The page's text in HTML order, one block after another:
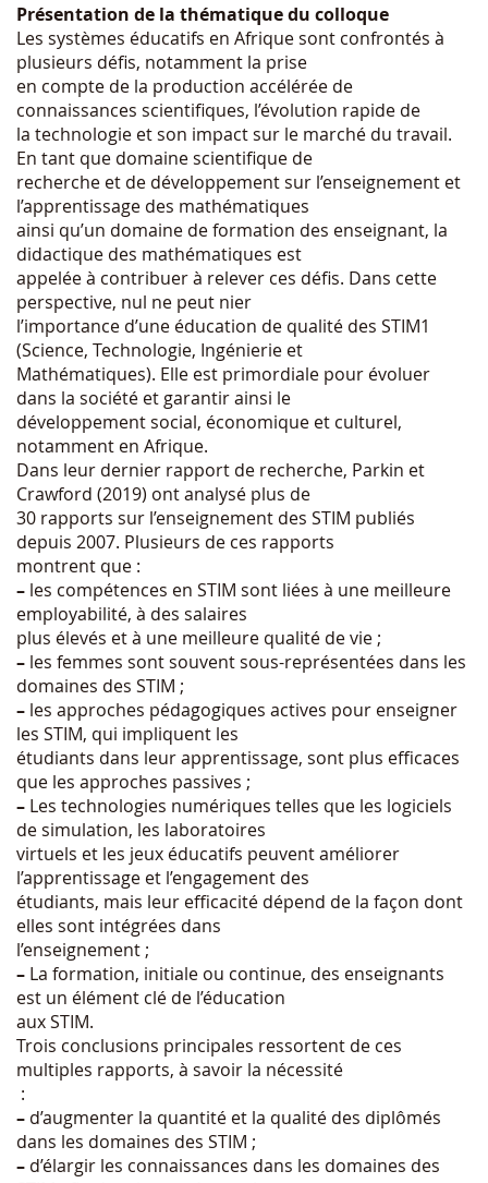
Présentation de la thématique du colloque
Les systèmes éducatifs en Afrique sont confrontés à
plusieurs défis, notamment la prise
en compte de la production accélérée de
connaissances scientifiques, l’évolution rapide de
la technologie et son impact sur le marché du travail.
En tant que domaine scientifique de
recherche et de développement sur l’enseignement et
l’apprentissage des mathématiques
ainsi qu’un domaine de formation des enseignant, la
didactique des mathématiques est
appelée à contribuer à relever ces défis. Dans cette
perspective, nul ne peut nier
l’importance d’une éducation de qualité des STIM1
(Science, Technologie, Ingénierie et
Mathématiques). Elle est primordiale pour évoluer
dans la société et garantir ainsi le
développement social, économique et culturel,
notamment en Afrique.
Dans leur dernier rapport de recherche, Parkin et
Crawford (2019) ont analysé plus de
30 rapports sur l’enseignement des STIM publiés
depuis 2007. Plusieurs de ces rapports
montrent que :
– les compétences en STIM sont liées à une meilleure
employabilité, à des salaires
plus élevés et à une meilleure qualité de vie ;
– les femmes sont souvent sous-représentées dans les
domaines des STIM ;
– les approches pédagogiques actives pour enseigner
les STIM, qui impliquent les
étudiants dans leur apprentissage, sont plus efficaces
que les approches passives ;
– Les technologies numériques telles que les logiciels
de simulation, les laboratoires
virtuels et les jeux éducatifs peuvent améliorer
l’apprentissage et l’engagement des
étudiants, mais leur efficacité dépend de la façon dont
elles sont intégrées dans
l’enseignement ;
– La formation, initiale ou continue, des enseignants
est un élément clé de l’éducation
aux STIM.
Trois conclusions principales ressortent de ces
multiples rapports, à savoir la nécessité
:
– d’augmenter la quantité et la qualité des diplômés
dans les domaines des STIM ;
– d’élargir les connaissances dans les domaines des